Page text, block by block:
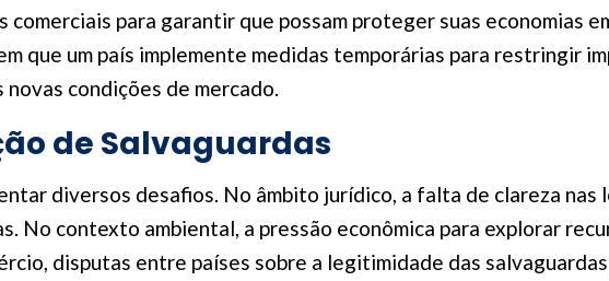
para garantir que possam proteger suas economias
que um país implemente medidas temporárias para restringir
condições de mercado.
de Salvaguardas
diversos desafios. No âmbito jurídico, a falta de clareza nas
No contexto ambiental, a pressão econômica para explorar
disputas entre países sobre a legitimidade das